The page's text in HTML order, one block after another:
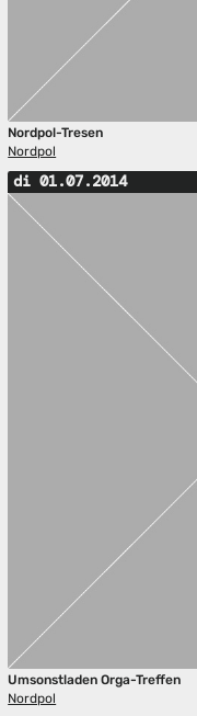
Nordpol-Tresen
Nordpol
di 01.07.2014
Umsonstladen Orga-Treffen
Nordpol